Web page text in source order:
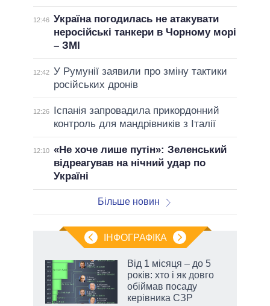
12:46 Україна погодилась не атакувати
неросійські танкери в Чорному морі
– ЗМІ
12:42 У Румунії заявили про зміну тактики
російських дронів
12:26
Іспанія запровадила прикордонний
контроль для мандрівників з Італії
12:10 «Не хоче лише путін»: Зеленський
відреагував на нічний удар по
Україні
Більше новин
ІНФОГРАФІКА
Від 1 місяця – до 5
років: хто і як довго
обіймав посаду
керівника СЗР